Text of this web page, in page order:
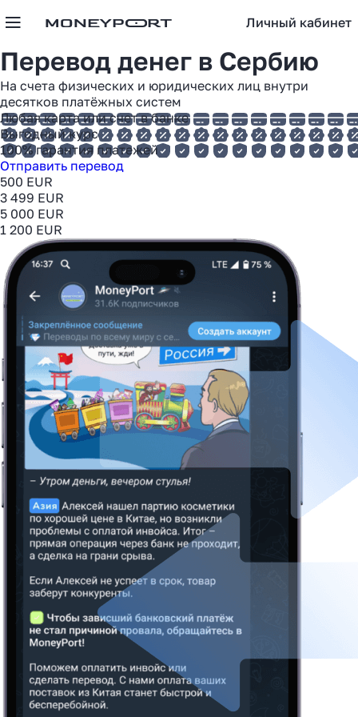
Личный кабинет
Перевод денег в Сербию
На счета физических и юридических лиц внутри
десятков платёжных систем
Любая карта или счет в банке
Выгодный курс
100% гарантия платежей
Отправить перевод
500 EUR
3 499 EUR
5 000 EUR
1 200 EUR